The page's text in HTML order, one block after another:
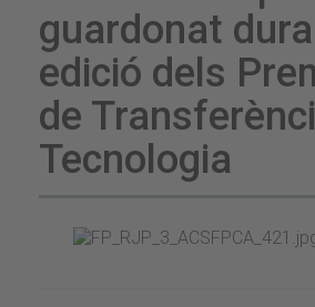
guardonat
edició dels
de
Tecnologia